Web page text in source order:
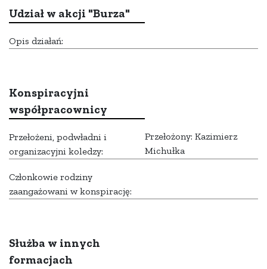
Udział w akcji "Burza"
Opis działań:
Konspiracyjni
współpracownicy
Przełożeni, podwładni i
organizacyjni koledzy:
Przełożony: Kazimierz
Michułka
Członkowie rodziny
zaangażowani w konspirację:
Służba w innych
formacjach